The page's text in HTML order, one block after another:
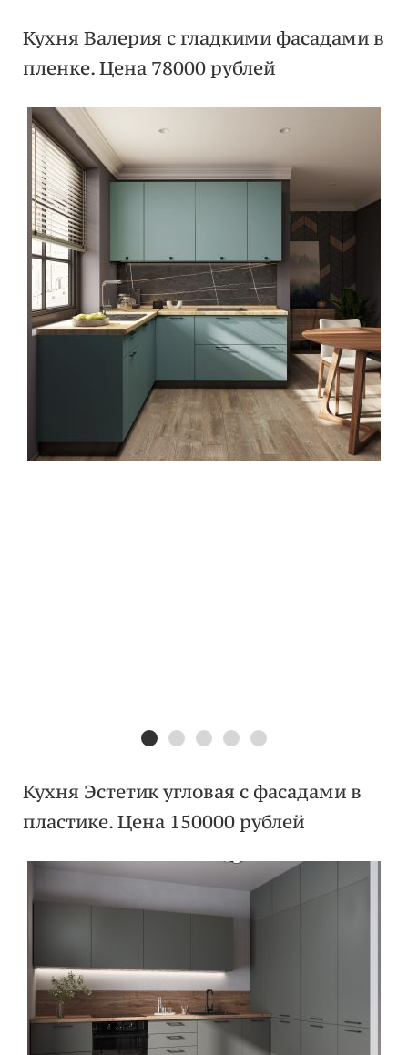
Кухня Валерия с гладкими фасадами в
пленке. Цена 78000 рублей
Кухня Эстетик угловая с фасадами в
пластике. Цена 150000 рублей